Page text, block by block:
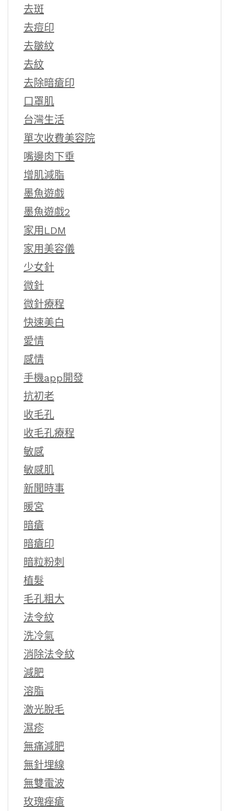
去斑
去痘印
去皺紋
去紋
去除暗瘡印
口罩肌
台灣生活
單次收費美容院
嘴邊肉下垂
增肌減脂
墨魚遊戲
墨魚遊戲2
家用LDM
家用美容儀
少女針
微針
微針療程
快速美白
愛情
感情
手機app開發
抗初老
收毛孔
收毛孔療程
敏感
敏感肌
新聞時事
暖宮
暗瘡
暗瘡印
暗粒粉刺
植髮
毛孔粗大
法令紋
洗冷氣
消除法令紋
減肥
溶脂
激光脫毛
濕疹
無痛減肥
無針埋線
無雙電波
玫瑰痤瘡